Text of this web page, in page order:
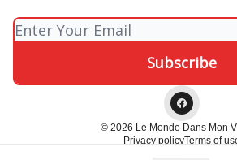
© 2026 Le Monde Dans Mon
Privacy policyTerms of